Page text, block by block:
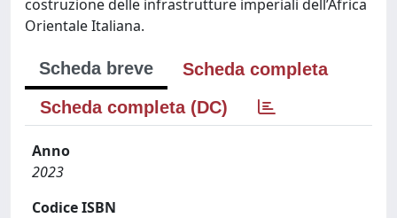
costruzione delle infrastrutture imperiali dell’Africa
Orientale Italiana.
Scheda breve
Scheda completa
Scheda completa (DC)
Anno
2023
Codice ISBN